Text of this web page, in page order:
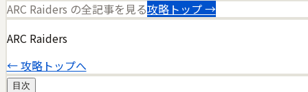
ARC Raiders の全記事を見る攻略トップ →
ARC Raiders
← 攻略トップへ
目次